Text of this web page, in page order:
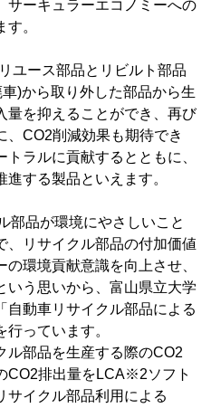
サーキュラーエコノミーへの
。
ユース部品とリビルト部品
)から取り外した部品から生
量を抑えることができ、再び
、CO2削減効果も期待でき
ラルに貢献するとともに、
する製品といえます。
部品が環境にやさしいこと
、リサイクル部品の付加価値
環境貢献意識を向上させ、
いう思いから、富山県立大学
自動車リサイクル部品による
っています。
ル部品を生産する際のCO2
CO2排出量をLCA※2ソフト
サイクル部品利用による